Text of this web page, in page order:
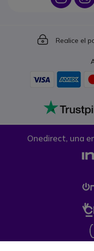
Icon
Realice el
Onedirect, una